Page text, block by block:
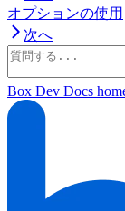
オプションの使用
次へ
Box Dev Docs